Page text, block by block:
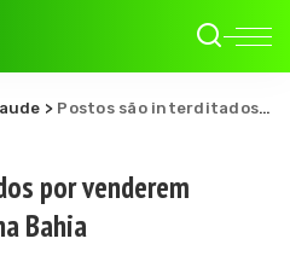
> Postos são interditados por venderem gasolina adulterada na Bahia
por venderem
Bahia